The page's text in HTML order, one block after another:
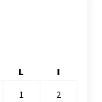
L
I
1
2